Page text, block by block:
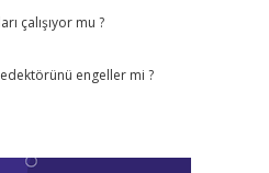
çalışıyor mu ?
engeller mi ?